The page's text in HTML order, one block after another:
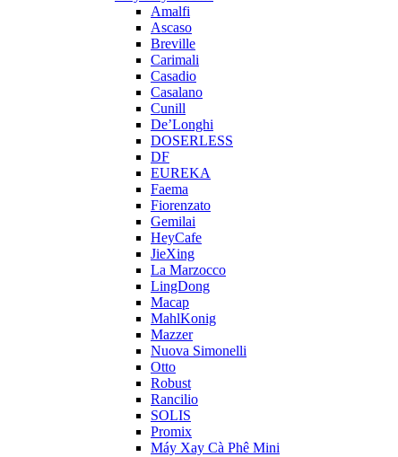
Amalfi
Ascaso
Breville
Carimali
Casadio
Casalano
Cunill
De’Longhi
DOSERLESS
DF
EUREKA
Faema
Fiorenzato
Gemilai
HeyCafe
JieXing
La Marzocco
LingDong
Macap
MahlKonig
Mazzer
Nuova Simonelli
Otto
Robust
Rancilio
SOLIS
Promix
Máy Xay Cà Phê Mini